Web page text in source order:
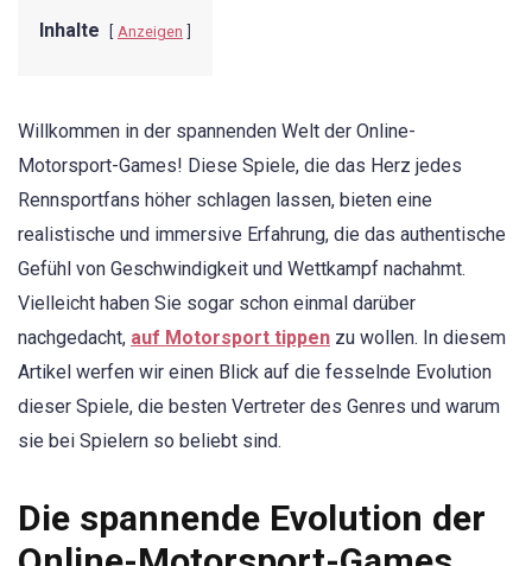
Inhalte Anzeigen
Willkommen in der spannenden Welt der Online-
Motorsport-Games! Diese Spiele, die das Herz jedes
Rennsportfans höher schlagen lassen, bieten eine
realistische und immersive Erfahrung, die das authentische
Gefühl von Geschwindigkeit und Wettkampf nachahmt.
Vielleicht haben Sie sogar schon einmal darüber
nachgedacht, auf Motorsport tippen zu wollen. In diesem
Artikel werfen wir einen Blick auf die fesselnde Evolution
dieser Spiele, die besten Vertreter des Genres und warum
sie bei Spielern so beliebt sind.
Die spannende Evolution der